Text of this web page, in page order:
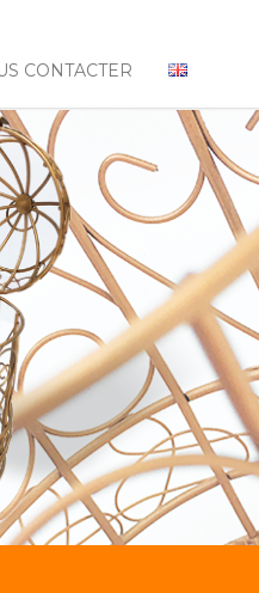
CONTACTER